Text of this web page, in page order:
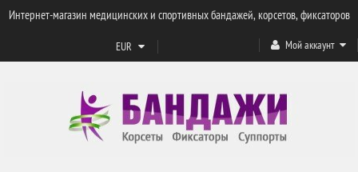
Интернет-магазин медицинских и спортивных бандажей, корсетов, фиксаторов
EUR Мой аккаунт